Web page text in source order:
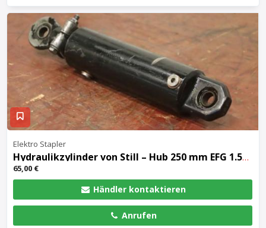
Elektro Stapler
Hydraulikzylindervon Still – Hub 250 mm EFG 1.5/5004
65,00 €
Händler kontaktieren
Anrufen